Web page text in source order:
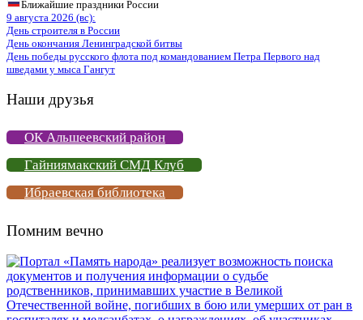
Ближайшие праздники России
9 августа 2026 (вс):
День строителя в России
День окончания Ленинградской битвы
День победы русского флота под командованием Петра Первого над
шведами у мыса Гангут
Наши друзья
ОК Альшеевский район
Гайниямакский СМД Клуб
Ибраевская библиотека
Помним вечно